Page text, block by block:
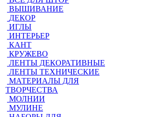
ВЫШИВАНИЕ
ДЕКОР
ИГЛЫ
ИНТЕРЬЕР
КАНТ
КРУЖЕВО
ЛЕНТЫ ДЕКОРАТИВНЫЕ
ЛЕНТЫ ТЕХНИЧЕСКИЕ
МАТЕРИАЛЫ ДЛЯ
ТВОРЧЕСТВА
МОЛНИИ
МУЛИНЕ